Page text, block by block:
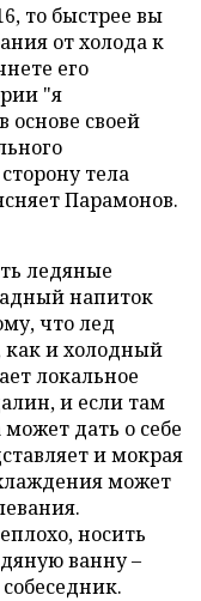
то быстрее вы
от холода к
его
"я
основе своей
тела
Парамонов.
ледяные
напиток
что лед
как и холодный
локальное
и если там
дать о себе
и мокрая
может
носить
ванну –